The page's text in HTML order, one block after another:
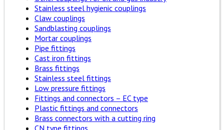
Stainless steel hygienic couplings
Claw couplings
Sandblasting couplings
Mortar couplings
Pipe fittings
Cast iron fittings
Brass fittings
Stainless steel fittings
Low pressure fittings
Fittings and connectors – EC type
Plastic fittings and connectors
Brass connectors with a cutting ring